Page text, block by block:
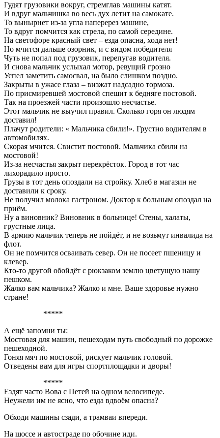
Гудят грузовики вокруг, стремглав машины катят.
И вдруг мальчишка во весь дух летит на самокате.
То вынырнет из-за угла наперерез машине,
То вдруг помчится как стрела, по самой середине.
На светофоре красный свет – езда опасна, хода нет!
Но мчится дальше озорник, и с видом победителя
Чуть не попал под грузовик, перепугав водителя.
И снова мальчик услыхал мотор, ревущий грозно
Успел заметить самосвал, на было слишком поздно.
Закрыты в ужасе глаза – визжат надсадно тормоза.
По присмиревшей мостовой спешит к бедняге постовой.
Так на проезжей части произошло несчастье.
Этот мальчик не выучил правил. Сколько горя он людям
доставил!
Плачут родители: « Мальчика сбили!». Грустно водителям в
автомобилях.
Скорая мчится. Свистит постовой. Мальчика сбили на
мостовой!
Из-за несчастья закрыт перекрёсток. Город в тот час
лихорадило просто.
Грузы в тот день опоздали на стройку. Хлеб в магазин не
доставили к сроку.
Не получил молока гастроном. Доктор к больным опоздал на
приём.
Ну а виновник? Виновник в больнице! Стены, халаты,
грустные лица.
В армию мальчик теперь не пойдёт, и не возьмут инвалида на
флот.
Он не помчится осваивать север. Он не посеет пшеницу и
клевер.
Кто-то другой обойдёт с рюкзаком землю цветущую нашу
пешком.
Жалко вам мальчика? Жалко и мне. Ваше здоровье нужно
стране!
*****
А ещё запомни ты:
Мостовая для машин, пешеходам путь свободный по дорожке
пешеходной.
Гоняя мяч по мостовой, рискует мальчик головой.
Отведены вам для игры спортплощадки и дворы!
*****
Ездят часто Вова с Петей на одном велосипеде.
Неужели им не ясно, что езда вдвоём опасна?
Обходи машины сзади, а трамваи впереди.
На шоссе и автостраде по обочине иди.